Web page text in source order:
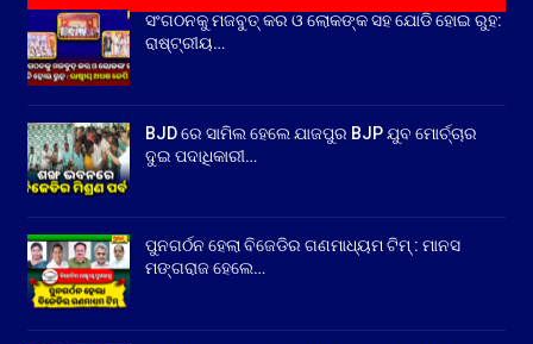
ସଂଗଠନକୁ ମଜବୁତ୍ କର ଓ ଲୋକଙ୍କ ସହ ଯୋଡି ହୋଇ ରୁହ:
ରାଷ୍ଟ୍ରୀୟ…
BJD ରେ ସାମିଲ ହେଲେ ଯାଜପୁର BJP ଯୁବ ମୋର୍ଚ୍ଚାର
ଦୁଇ ପଦାଧିକାରୀ…
ପୁନଗର୍ଠନ ହେଲା ବିଜେଡିର ଗଣମାଧ୍ୟମ ଟିମ୍ : ମାନସ
ମଙ୍ଗରାଜ ହେଲେ…